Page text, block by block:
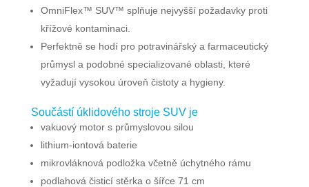
OmniFlex™ SUV™ splňuje nejvyšší požadavky proti
křížové kontaminaci.
Perfektně se hodí pro potravinářský a farmaceutický
průmysl a podobné specializované oblasti, které
vyžadují vysokou úroveň čistoty a hygieny.
Součástí úklidového stroje SUV je
vakuový motor s průmyslovou silou
lithium-iontová baterie
mikrovláknová podložka včetně úchytného rámu
podlahová čisticí stěrka o šířce 71 cm